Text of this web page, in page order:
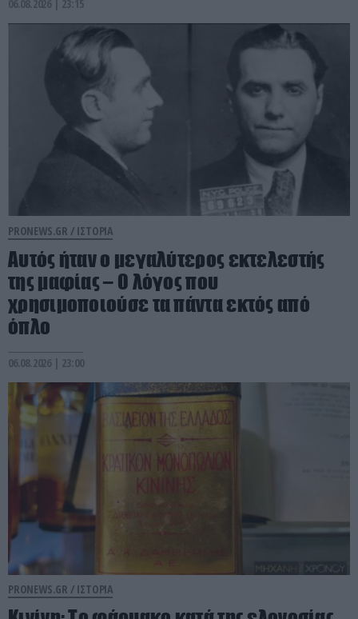
06.08.2026 | 23:15
PRONEWS.GR / ΙΣΤΟΡΙΑ
Αυτός ήταν ο μεγαλύτερος εκτελεστής
της μαφίας – Ο λόγος που
χρησιμοποιούσε τα πάντα εκτός από
όπλο
06.08.2026 | 23:00
PRONEWS.GR / ΙΣΤΟΡΙΑ